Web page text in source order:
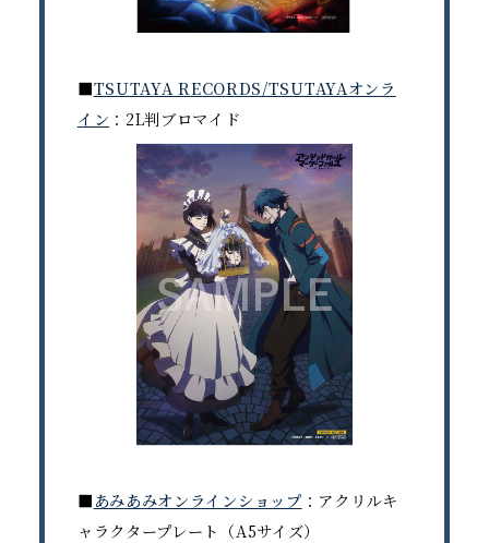
■TSUTAYA RECORDS/TSUTAYAオンラ
イン ：2L判ブロマイド
■ あみあみオンラインショップ ：アクリルキ
ャラクタープレート（A5サイズ）